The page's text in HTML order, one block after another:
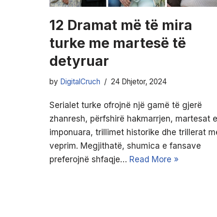
12 Dramat më të mira
turke me martesë të
detyruar
by DigitalCruch 24 Dhjetor, 2024
Serialet turke ofrojnë një gamë të gjerë
zhanresh, përfshirë hakmarrjen, martesat e
imponuara, trillimet historike dhe trillerat
veprim. Megjithatë, shumica e fansave
preferojnë shfaqje… Read More »